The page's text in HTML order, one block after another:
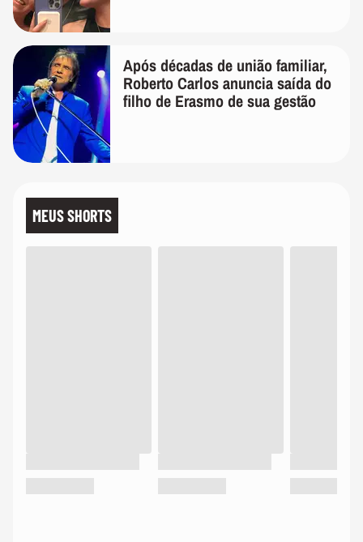
Após décadas de união familiar,
Roberto Carlos anuncia saída do
filho de Erasmo de sua gestão
MEUS SHORTS